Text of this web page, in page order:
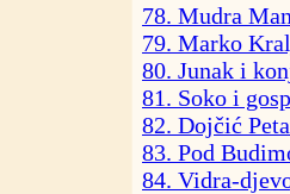
78. Mudra
79. Marko
80. Junak i
81. Soko i
82. Dojčić
83. Pod
84. Vidra-